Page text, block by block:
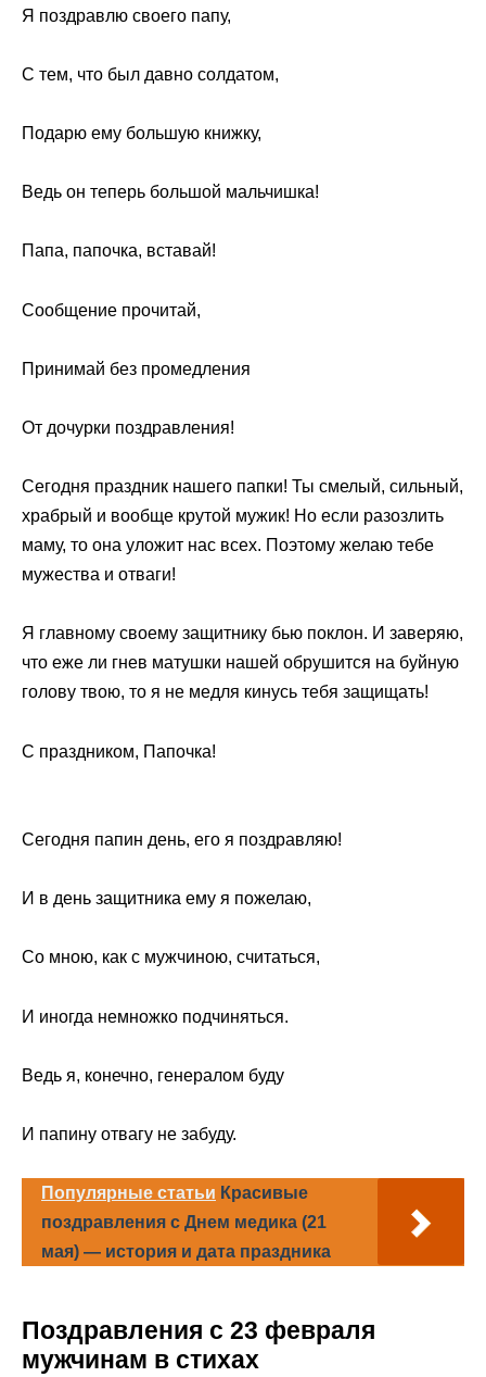
Я поздравлю своего папу,
С тем, что был давно солдатом,
Подарю ему большую книжку,
Ведь он теперь большой мальчишка!
Папа, папочка, вставай!
Сообщение прочитай,
Принимай без промедления
От дочурки поздравления!
Сегодня праздник нашего папки! Ты смелый, сильный,
храбрый и вообще крутой мужик! Но если разозлить
маму, то она уложит нас всех. Поэтому желаю тебе
мужества и отваги!
Я главному своему защитнику бью поклон. И заверяю,
что еже ли гнев матушки нашей обрушится на буйную
голову твою, то я не медля кинусь тебя защищать!
С праздником, Папочка!
Сегодня папин день, его я поздравляю!
И в день защитника ему я пожелаю,
Со мною, как с мужчиною, считаться,
И иногда немножко подчиняться.
Ведь я, конечно, генералом буду
И папину отвагу не забуду.
Популярные статьи Красивые
поздравления с Днем медика (21
мая) — история и дата праздника
Поздравления с 23 февраля
мужчинам в стихах